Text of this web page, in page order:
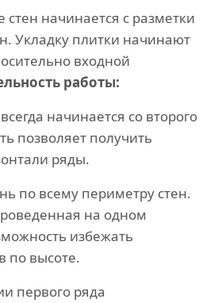
стен начинается с разметки
Укладку плитки начинают
входной
работы:
начинается со второго
позволяет получить
ряды.
по всему периметру стен.
на одном
избежать
по высоте.
первого ряда